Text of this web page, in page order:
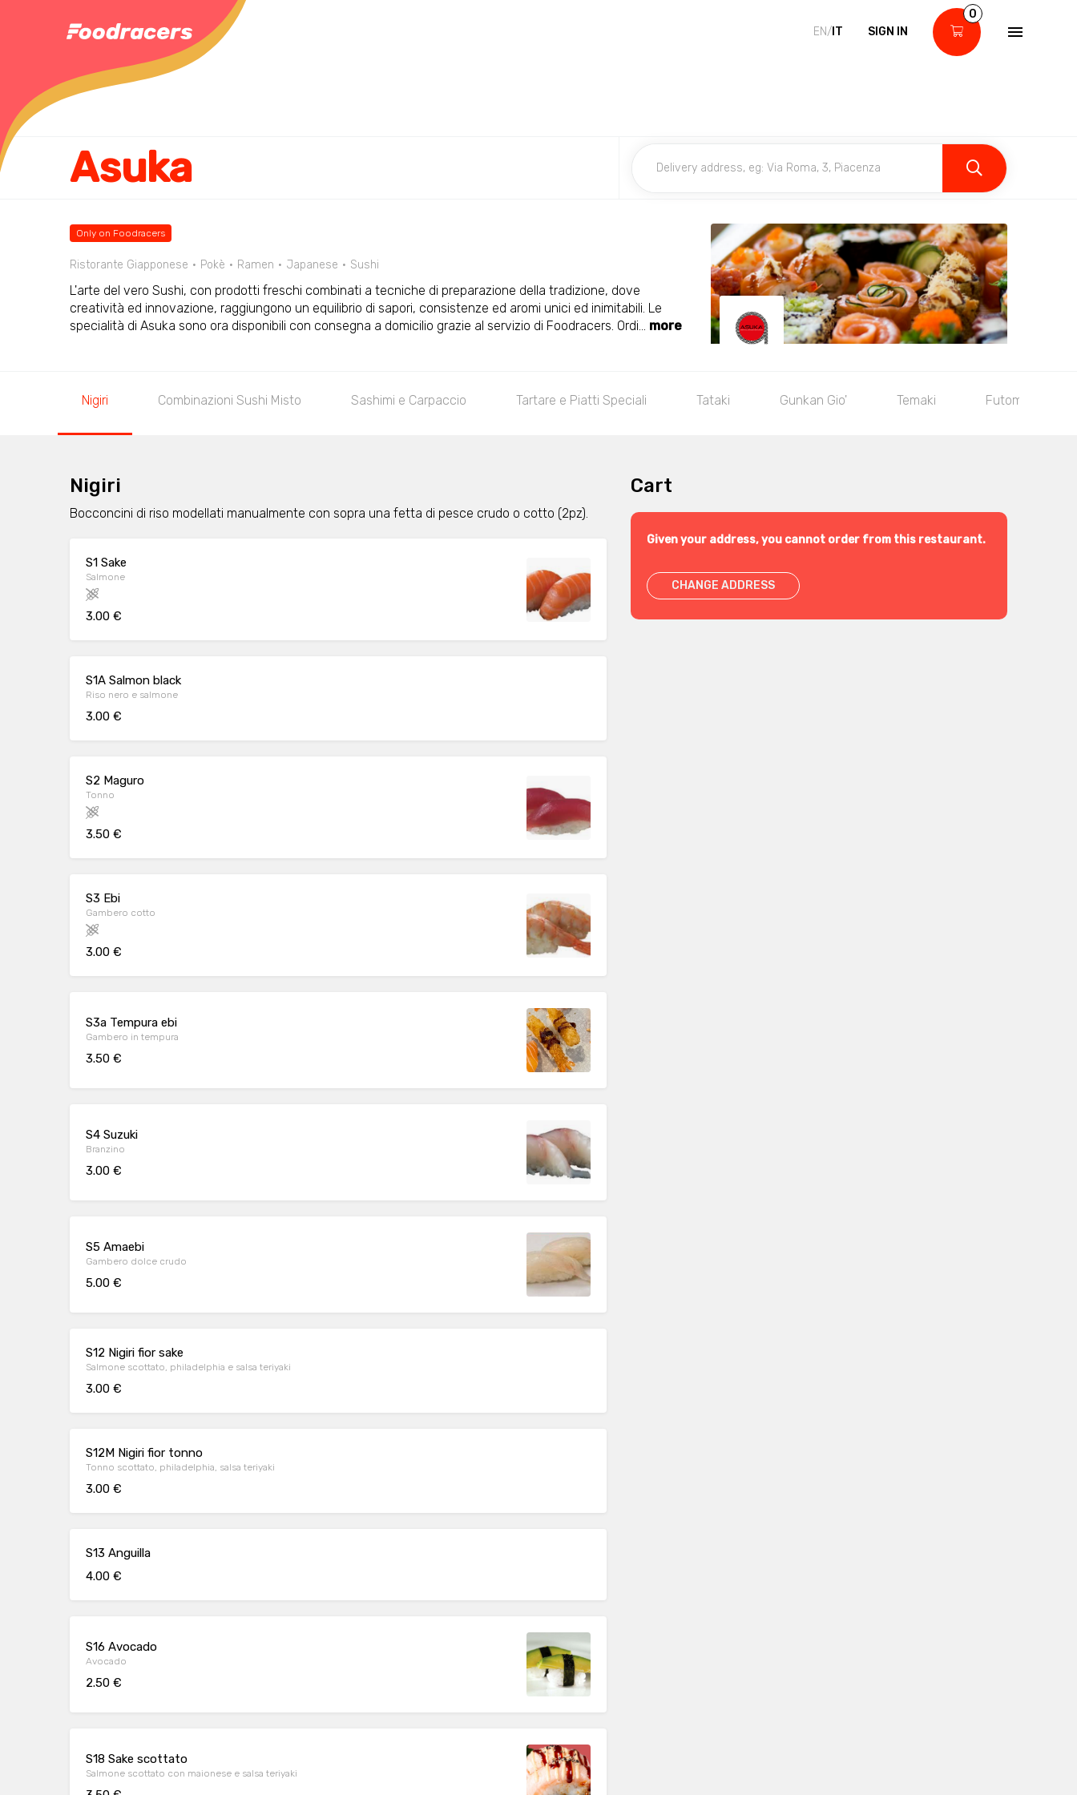
EN/ IT SIGN IN
0
Asuka
Only on Foodracers
Ristorante Giapponese Pokè Ramen Japanese Sushi
L'arte del vero Sushi, con prodotti freschi combinati a tecniche di preparazione della tradizione, dove
creatività ed innovazione, raggiungono un equilibrio di sapori, consistenze ed aromi unici ed inimitabili. Le
specialità di Asuka sono ora disponibili con consegna a domicilio grazie al servizio di Foodracers. Ordi... more
Nigiri Combinazioni Sushi Misto Sashimi e Carpaccio Tartare e Piatti Speciali Tataki Gunkan Gio' Temaki Futomaki
Nigiri
Bocconcini di riso modellati manualmente con sopra una fetta di pesce crudo o cotto (2pz).
S1 Sake
Salmone
3.00 €
S1A Salmon black
Riso nero e salmone
3.00 €
S2 Maguro
Tonno
3.50 €
S3 Ebi
Gambero cotto
3.00 €
S3a Tempura ebi
Gambero in tempura
3.50 €
S4 Suzuki
Branzino
3.00 €
S5 Amaebi
Gambero dolce crudo
5.00 €
S12 Nigiri fior sake
Salmone scottato, philadelphia e salsa teriyaki
3.00 €
S12M Nigiri fior tonno
Tonno scottato, philadelphia, salsa teriyaki
3.00 €
S13 Anguilla
4.00 €
S16 Avocado
Avocado
2.50 €
S18 Sake scottato
Salmone scottato con maionese e salsa teriyaki
Cart
Given your address, you cannot order from this restaurant.
CHANGE ADDRESS